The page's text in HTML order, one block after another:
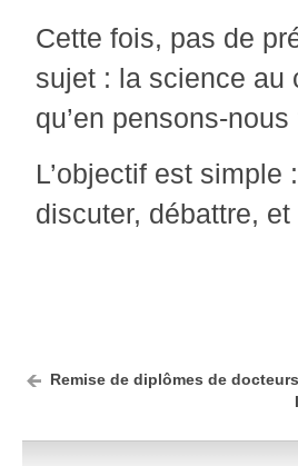
Cette fois, pas de
sujet : la science au
qu’en pensons-nous
L’objectif est simple
discuter, débattre,
Remise de diplômes de